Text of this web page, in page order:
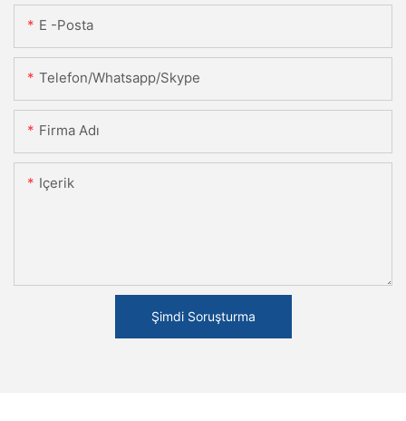
E -posta
Telefon/Whatsapp/Skype
Firma Adı
Içerik
Şimdi Soruşturma